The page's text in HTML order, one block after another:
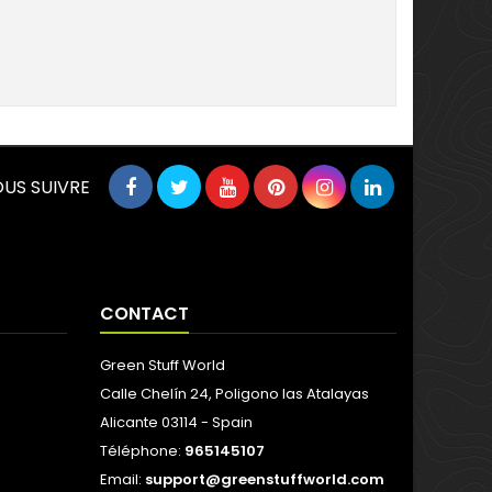
SUIVRE
CONTACT
Green Stuff World
Calle Chelín 24, Poligono las Atalayas
Alicante 03114 - Spain
Téléphone: 965145107
Email: support@greenstuffworld.com